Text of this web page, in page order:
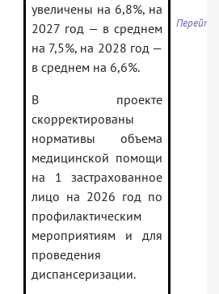
увеличены на 6,8%, на
2027 год — в среднем
на 7,5%, на 2028 год —
в среднем на 6,6%.
В проекте
скорректированы
нормативы объема
медицинской помощи
на 1 застрахованное
лицо на 2026 год по
профилактическим
мероприятиям и для
проведения
диспансеризации.